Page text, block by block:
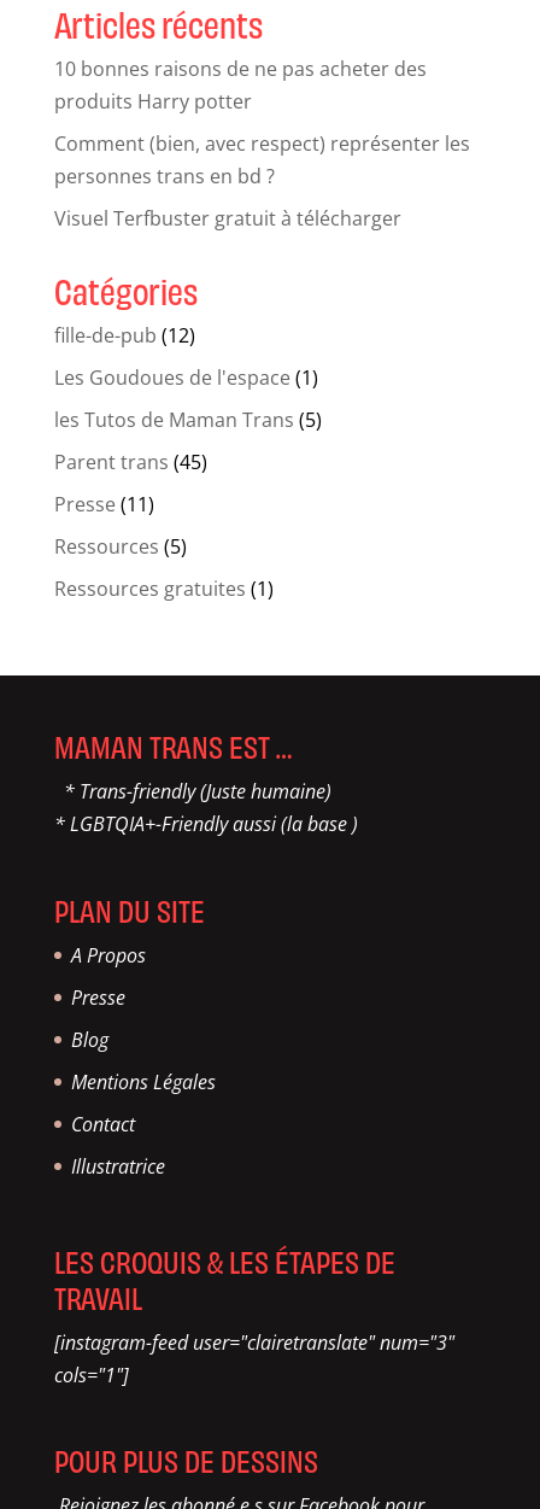
Articles récents
10 bonnes raisons de ne pas acheter des
produits Harry potter
Comment (bien, avec respect) représenter les
personnes trans en bd ?
Visuel Terfbuster gratuit à télécharger
Catégories
fille-de-pub (12)
Les Goudoues de l'espace(1)
les Tutos de Maman Trans (5)
Parent trans (45)
Presse(11)
Ressources (5)
Ressources gratuites (1)
MAMAN TRANS EST …
* Trans-friendly (Juste humaine)
* LGBTQIA+-Friendly aussi (la base )
PLAN DU SITE
A Propos
Presse
Blog
Mentions Légales
Contact
Illustratrice
LES CROQUIS & LES ÉTAPES DE
TRAVAIL
[instagram-feed user="clairetranslate" num="3"
cols="1"]
POUR PLUS DE DESSINS